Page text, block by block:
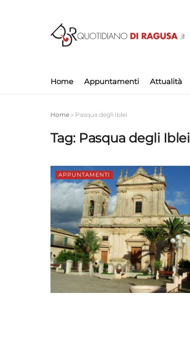
Home Appuntamenti Attualità
Home » Pasqua degli Iblei
Tag: Pasqua degli Iblei
APPUNTAMENTI